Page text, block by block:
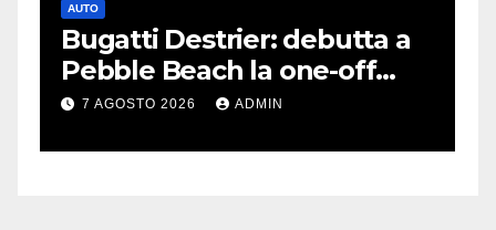
AUTO
Bugatti Destrier: debutta a
Pebble Beach la one-off
derivata dalla Bolide
7 AGOSTO 2026 ADMIN